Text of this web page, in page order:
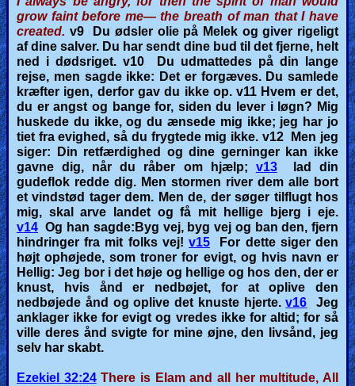
grow faint before me— the breath of man that I have
created. v9Du ødsler olie på Melek og giver rigeligt
af dine salver. Du har sendt dine bud til det fjerne, helt
ned i dødsriget. v10 Du udmattedes på din lange
rejse, men sagde ikke: Det er forgæves. Du samlede
kræfter igen, derfor gav du ikke op.v11 Hvem er det,
du er angst og bange for, siden du lever i løgn? Mig
huskede du ikke, og du ænsede mig ikke; jeg har jo
tiet fra evighed, så du frygtede mig ikke. v12Men jeg
siger: Din retfærdighed og dine gerninger kan ikke
gavne dig, når du råber om hjælp; v13lad din
gudeflok redde dig. Men stormen river dem alle bort
et vindstød tager dem. Men de, der søger tilflugt hos
mig, skal arve landet og få mit hellige bjerg i eje.
v14 Og han sagde:Byg vej, byg vej og ban den, fjern
hindringer fra mit folks vej! v15 For dette siger den
højt ophøjede, som troner for evigt, og hvis navn er
Hellig: Jeg bor i det høje og hellige og hos den, der er
knust, hvis ånd er nedbøjet, for at oplive den
nedbøjede ånd og oplive det knuste hjerte.v16 Jeg
anklager ikke for evigt og vredes ikke for altid; for så
ville deres ånd svigte for mine øjne, den livsånd, jeg
selv har skabt.
Ezekiel 32:24There is Elam and all her multitude, All